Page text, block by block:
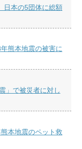
日本の5団体に総額
熊本地震の被害に
」で被災者に対し
本地震のペット救